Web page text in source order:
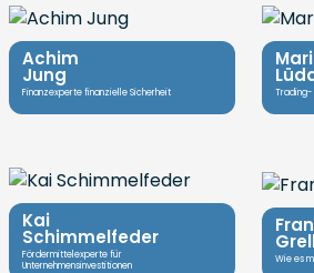
Achim
Jung
Finanzexperte finanzielle Sicherheit Trading-
Kai
Schimmelfeder
Fördermittelexperte für
Unternehmensinvestitionen
Wie es